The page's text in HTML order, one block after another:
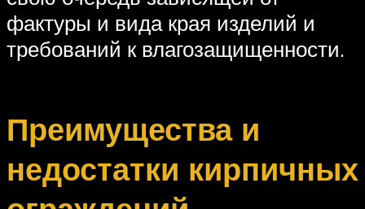
фактуры и вида края изделий и
требований к влагозащищенности.
Преимущества и
недостатки кирпичных